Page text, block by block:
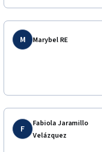
M Marybel RE
F
Fabiola Jaramillo
Velázquez